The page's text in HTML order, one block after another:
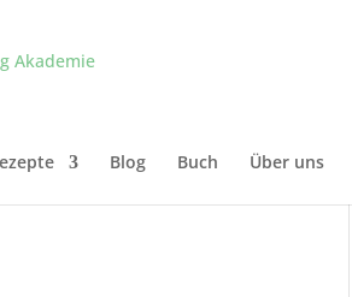
Blog Buch Über uns